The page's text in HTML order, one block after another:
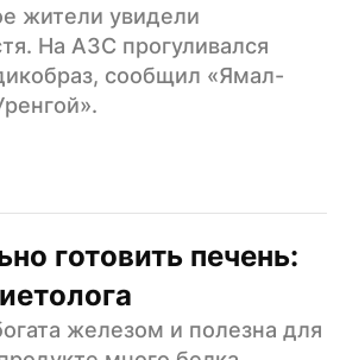
жители увидели
На АЗС прогуливался
сообщил «Ямал-
готовить печень:
железом и полезна для